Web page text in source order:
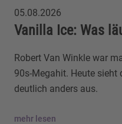
05.08.2026
Vanilla Ice: Was
Robert Van Winkle war
90s-Megahit. Heute sieht
deutlich anders aus.
mehr lesen